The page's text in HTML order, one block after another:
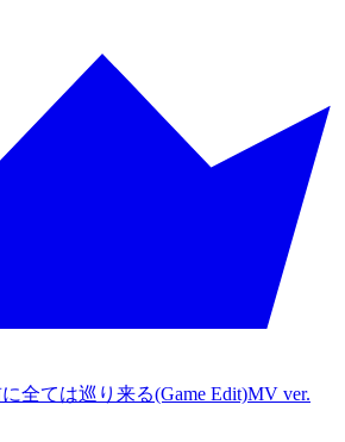
全ては巡り来る(Game Edit)MV ver.